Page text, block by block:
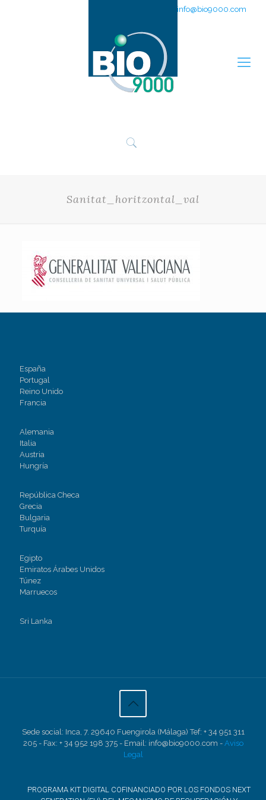
info@bio9000.com
Sanitat_horitzontal_val
España
Portugal
Reino Unido
Francia
Alemania
Italia
Austria
Hungría
República Checa
Grecia
Bulgaria
Turquía
Egipto
Emiratos Árabes Unidos
Túnez
Marruecos
Sri Lanka
Sede social: Inca, 7. 29640 Fuengirola (Málaga) Tef: + 34 951 311
205 - Fax: + 34 952 198 375 - Email: info@bio9000.com - Aviso
Legal
PROGRAMA KIT DIGITAL COFINANCIADO POR LOS FONDOS NEXT